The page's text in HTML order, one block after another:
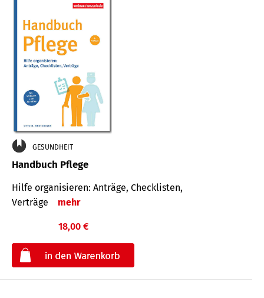
GESUNDHEIT
Handbuch Pflege
Hilfe organisieren: Anträge, Checklisten,
Verträge
mehr
18,00 €